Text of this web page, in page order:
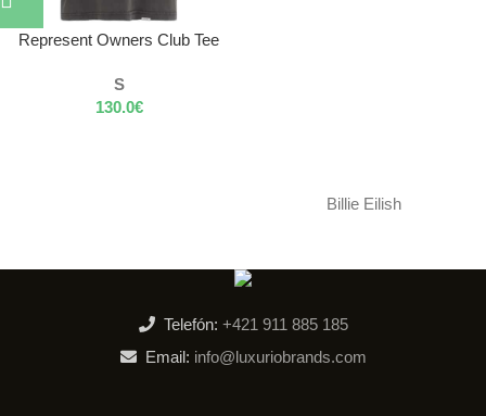
Represent Owners Club Tee
S
130.0€
Billie Eilish
Telefón: +421 911 885 185
Email: info@luxuriobrands.com